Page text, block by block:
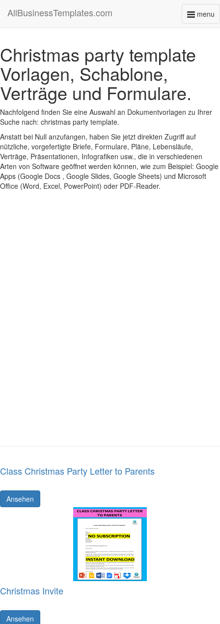
menu
AllBusinessTemplates.com
Christmas party template
Vorlagen, Schablone,
Verträge und Formulare.
Nachfolgend finden Sie eine Auswahl an Dokumentvorlagen zu Ihrer
Suche nach: christmas party template.
Anstatt bei Null anzufangen, haben Sie jetzt direkten Zugriff auf
nützliche, vorgefertigte Briefe, Formulare, Pläne, Lebensläufe,
Verträge, Präsentationen, Infografiken usw., die in verschiedenen
Arten von Software geöffnet werden können, wie zum Beispiel: Google
Apps (Google Docs , Google Slides, Google Sheets) und Microsoft
Office (Word, Excel, PowerPoint) oder PDF-Reader.
Class Christmas Party Letter to Parents
Ansehen
Christmas Invite
Ansehen